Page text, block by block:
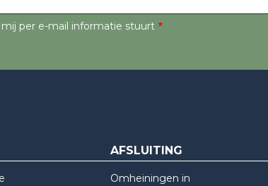
mij per e-mail informatie stuurt
AFSLUITING
Omheiningen in